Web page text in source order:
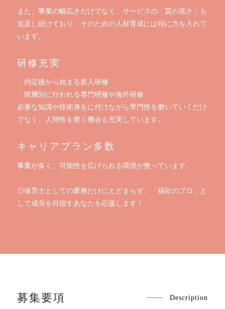
また、事業の幅広さだけでなく、サービスの「質の高さ」も
追及し続けており、そのための人材育成には特に力を入れて
います。
研修充実
・内定後から始まる新人研修
・階層別に行われる専門研修や海外研修
必要な知識や技術身をに付けながら専門性を磨いていくだけ
でなく、人間性を磨く機会も充実しています。
キャリアプラン多数
事業が多く、可能性を広げられる環境が整っています。
◎保育士としての業務だけにとどまらず、「福祉のプロ」と
して成長を目指すあなたを応援します！
募集要項 Description